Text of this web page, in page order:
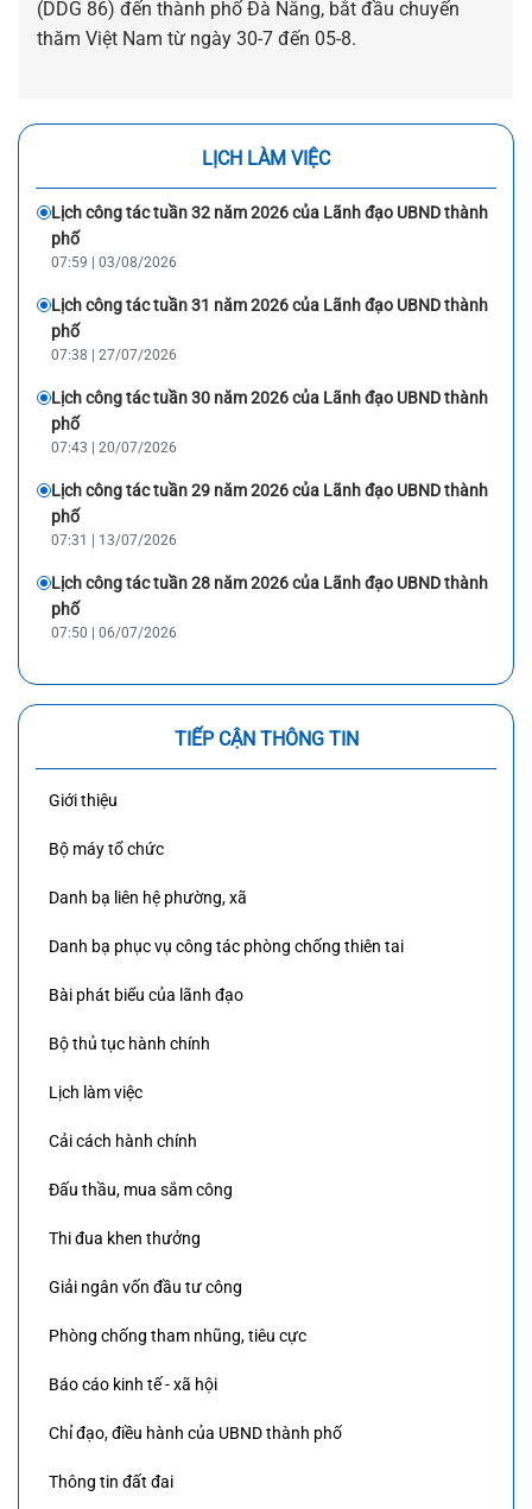
(DDG 86) đến thành phố Đà Nẵng, bắt đầu chuyến
thăm Việt Nam từ ngày 30-7 đến 05-8.
LỊCH LÀM VIỆC
Lịch công tác tuần 32 năm 2026 của Lãnh đạo UBND thành
phố
07:59 | 03/08/2026
Lịch công tác tuần 31 năm 2026 của Lãnh đạo UBND thành
phố
07:38 | 27/07/2026
Lịch công tác tuần 30 năm 2026 của Lãnh đạo UBND thành
phố
07:43 | 20/07/2026
Lịch công tác tuần 29 năm 2026 của Lãnh đạo UBND thành
phố
07:31 | 13/07/2026
Lịch công tác tuần 28 năm 2026 của Lãnh đạo UBND thành
phố
07:50 | 06/07/2026
TIẾP CẬN THÔNG TIN
Giới thiệu
Bộ máy tổ chức
Danh bạ liên hệ phường, xã
Danh bạ phục vụ công tác phòng chống thiên tai
Bài phát biểu của lãnh đạo
Bộ thủ tục hành chính
Lịch làm việc
Cải cách hành chính
Đấu thầu, mua sắm công
Thi đua khen thưởng
Giải ngân vốn đầu tư công
Phòng chống tham nhũng, tiêu cực
Báo cáo kinh tế - xã hội
Chỉ đạo, điều hành của UBND thành phố
Thông tin đất đai